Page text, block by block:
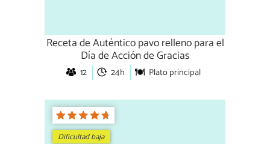
Receta de Auténtico pavo relleno para el
Día de Acción de Gracias
12 24h Plato principal
Dificultad baja